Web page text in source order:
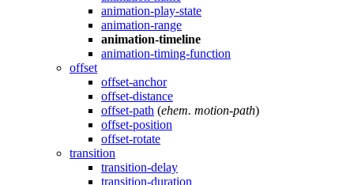
animation-play-state
animation-range
animation-timeline
animation-timing-function
offset
offset-anchor
offset-distance
offset-path (ehem. motion-path)
offset-position
offset-rotate
transition
transition-delay
transition-duration